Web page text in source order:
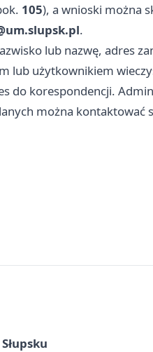
105), a wnioski można
.
lub nazwę, adres
lub użytkownikiem
do korespondencji.
można